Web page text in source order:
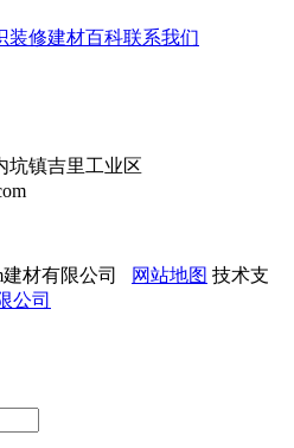
装修建材百科联系我们
坑镇吉里工业区
建材有限公司 网站地图 技术支
公司